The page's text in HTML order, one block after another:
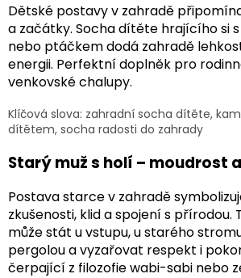
Dětské postavy v zahradě
a začátky. Socha dítěte hrajícího si
nebo ptáčkem dodá zahradě
energii. Perfektní doplněk pro
venkovské chalupy.
Klíčová slova: zahradní socha dítěte,
dítětem, socha radosti do zahrady
Starý muž s holí – moudrost
Postava starce v zahradě
zkušenosti, klid a spojení s přírodou.
může stát u vstupu, u starého
pergolou a vyzařovat respekt i
čerpající z filozofie wabi-sabi nebo